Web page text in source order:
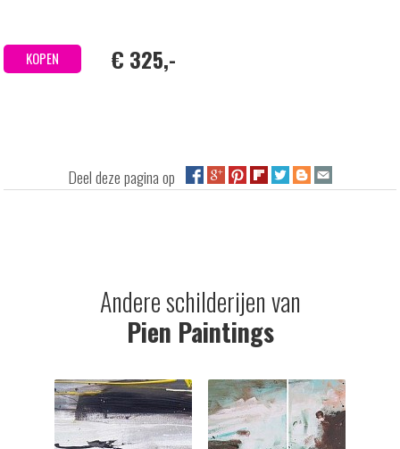
KOPEN € 325,-
Deel deze pagina op
Andere schilderijen van
Pien Paintings